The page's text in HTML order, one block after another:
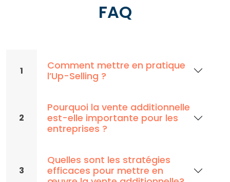
FAQ
1
Comment mettre en pratique
l’Up-Selling ?
2
Pourquoi la vente additionnelle
est-elle importante pour les
entreprises ?
3
Quelles sont les stratégies
efficaces pour mettre en